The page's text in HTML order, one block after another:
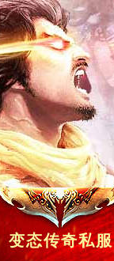
变态传奇私服